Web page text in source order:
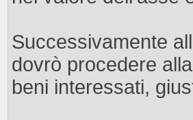
Successivamente
dovrò procedere
beni interessati,